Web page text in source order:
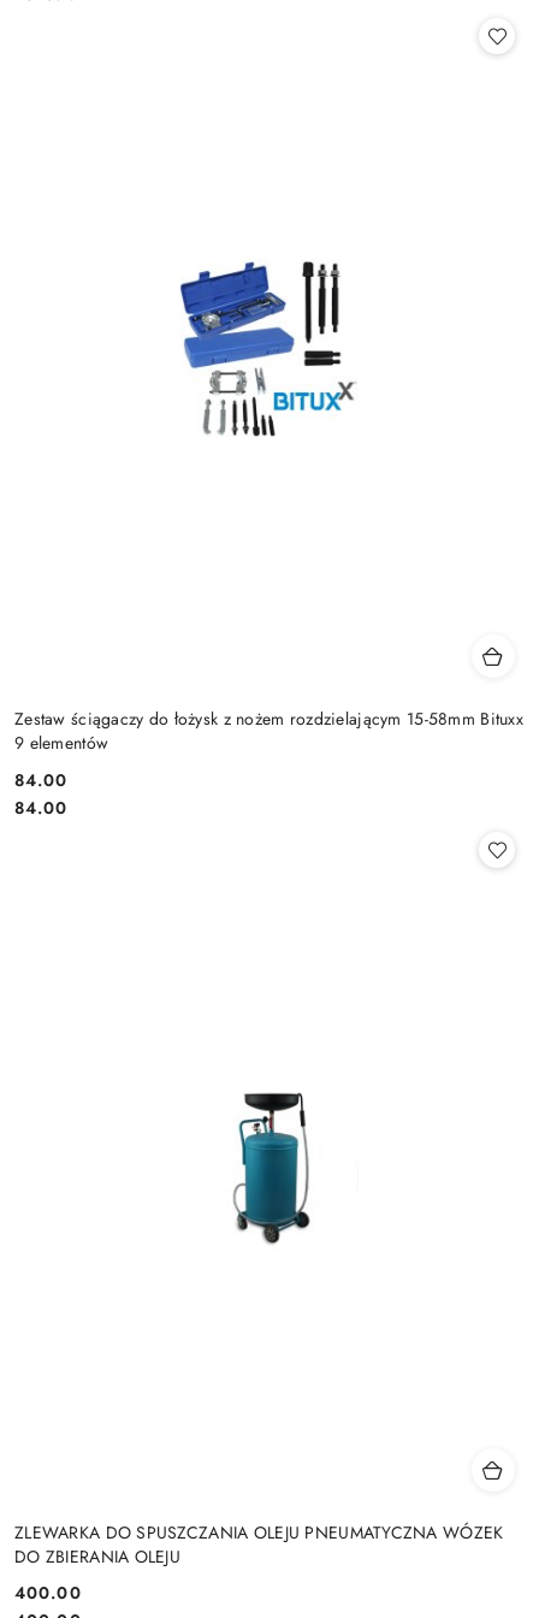
Zestaw ściągaczy do łożysk z nożem rozdzielającym 15-58mm Bituxx
9 elementów
Cena:
84.00
Cena:
84.00
ZLEWARKA DO SPUSZCZANIA OLEJU PNEUMATYCZNA WÓZEK
DO ZBIERANIA OLEJU
400.00